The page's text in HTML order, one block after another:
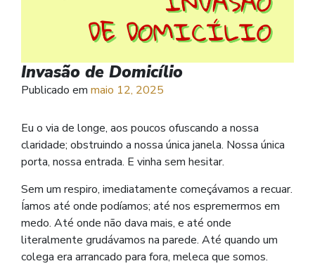
Invasão de Domicílio
Publicado em maio 12, 2025
Eu o via de longe, aos poucos ofuscando a nossa
claridade; obstruindo a nossa única janela. Nossa única
porta, nossa entrada. E vinha sem hesitar.
Sem um respiro, imediatamente começávamos a recuar.
Íamos até onde podíamos; até nos espremermos em
medo. Até onde não dava mais, e até onde
literalmente grudávamos na parede. Até quando um
colega era arrancado para fora, meleca que somos.